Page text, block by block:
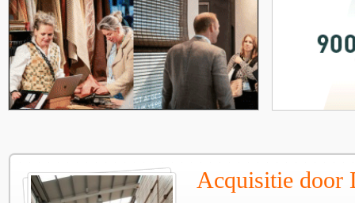
Acquisitie door